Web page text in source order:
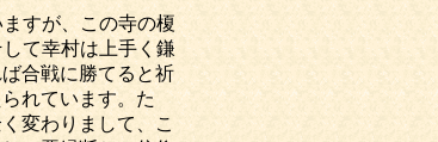
すが、この寺の榎
て幸村は上手く鎌
合戦に勝てると祈
れています。た
変わりまして、こ